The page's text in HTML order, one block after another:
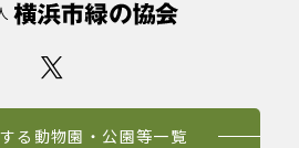
る動物園・公園等一覧